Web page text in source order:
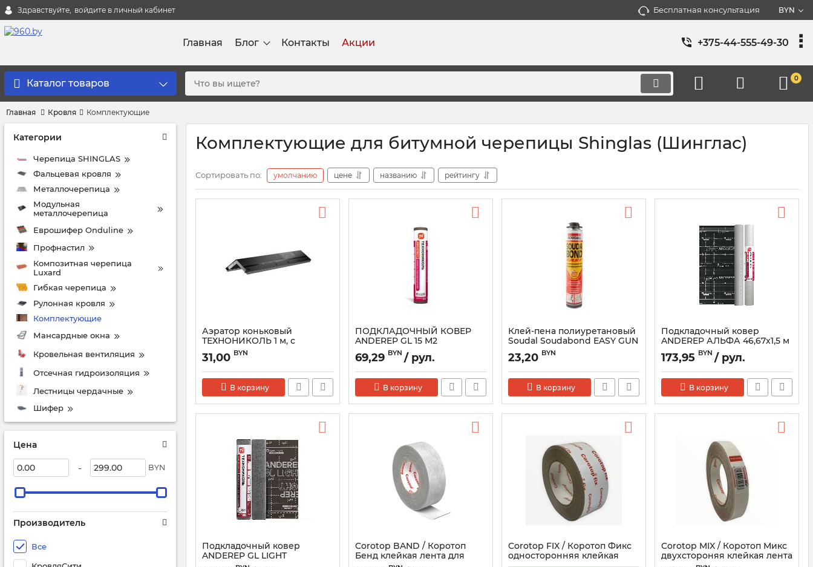
Здравствуйте, войдите в личный кабинет Бесплатная консультация BYN
Главная Блог Контакты Акции +375-44-555-49-30
Каталог товаров 0
Главная Кровля Комплектующие
Категории
Черепица SHINGLAS
Фальцевая кровля
Металлочерепица
Модульная
металлочерепица
Еврошифер Onduline
Профнастил
Композитная черепица
Luxard
Гибкая черепица
Рулонная кровля
Комплектующие
Мансардные окна
Кровельная вентиляция
Отсечная гидроизоляция
Лестницы чердачные
Шифер
Цена
- BYN
Производитель
Все
Комплектующие для битумной черепицы Shinglas (Шинглас)
Сортировать по: умолчанию цене названию рейтингу
Аэратор коньковый
ТЕХНОНИКОЛЬ 1 м, с
крепежом
Артикул:
31,00 BYN
В корзину
ПОДКЛАДОЧНЫЙ КОВЕР
ANDEREP GL 15 М2
69,29 BYN / рул.
В корзину
Клей-пена полиуретановый
Soudal Soudabond EASY GUN
23,20 BYN
В корзину
Подкладочный ковер
ANDEREP АЛЬФА 46,67x1,5 м
173,95 BYN / рул.
В корзину
Подкладочный ковер
ANDEREP GL LIGHT
Corotop BAND / Коротоп
Бенд клейкая лента для
Corotop FIX / Коротоп Фикс
односторонняя клейкая
Corotop MIX / Коротоп Микс
двухстороняя клейкая лента